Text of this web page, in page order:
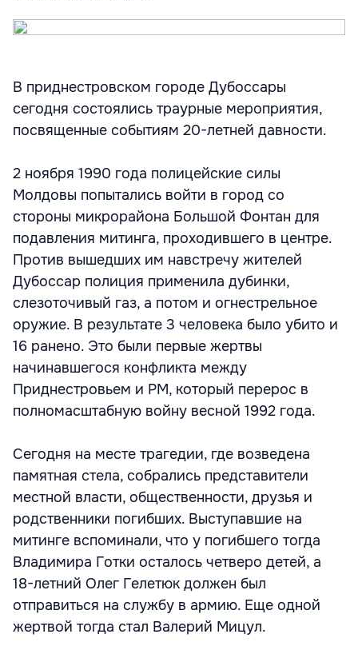
В приднестровском городе Дубоссары
сегодня состоялись траурные мероприятия,
посвященные событиям 20-летней давности.
2 ноября 1990 года полицейские силы
Молдовы попытались войти в город со
стороны микрорайона Большой Фонтан для
подавления митинга, проходившего в центре.
Против вышедших им навстречу жителей
Дубоссар полиция применила дубинки,
слезоточивый газ, а потом и огнестрельное
оружие. В результате 3 человека было убито и
16 ранено. Это были первые жертвы
начинавшегося конфликта между
Приднестровьем и РМ, который перерос в
полномасштабную войну весной 1992 года.
Сегодня на месте трагедии, где возведена
памятная стела, собрались представители
местной власти, общественности, друзья и
родственники погибших. Выступавшие на
митинге вспоминали, что у погибшего тогда
Владимира Готки осталось четверо детей, а
18-летний Олег Гелетюк должен был
отправиться на службу в армию. Еще одной
жертвой тогда стал Валерий Мицул.